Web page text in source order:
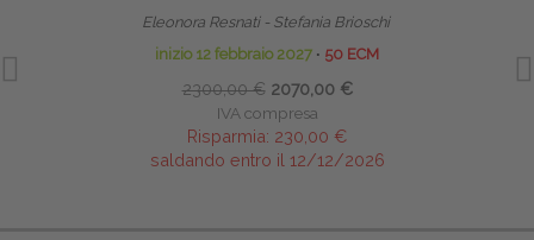
Eleonora Resnati - Stefania Brioschi
inizio 12 febbraio 2027 ∙ 50 ECM
2300,00 € 2070,00 €
IVA compresa
Risparmia: 230,00 €
saldando entro il 12/12/2026